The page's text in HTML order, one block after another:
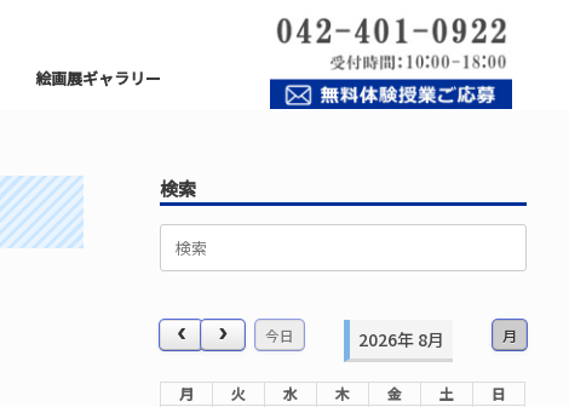
絵画展ギャラリー
検索
検
今日 月
2026年 8月
月 火 水 木 金 土
日